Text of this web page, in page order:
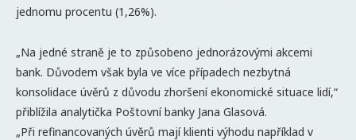
jednomu procentu (1,26%).
„Na jedné straně je to způsobeno jednorázovými akcemi
bank. Důvodem však byla ve více případech nezbytná
konsolidace úvěrů z důvodu zhoršení ekonomické situace lidí,“
přiblížila analytička Poštovní banky Jana Glasová.
„Při refinancovaných úvěrů mají klienti výhodu například v